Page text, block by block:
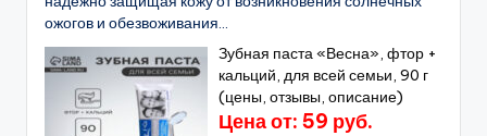
ожогов и обезвоживания...
Зубная паста «Весна», фтор +
кальций, для всей семьи, 90 г
(цены, отзывы, описание)
Цена от: 59 руб.